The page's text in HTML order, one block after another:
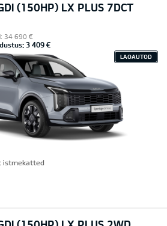
(150HP) LX PLUS 7DCT
34 690 €
3 409 €
LAOAUTOD
istmekatted